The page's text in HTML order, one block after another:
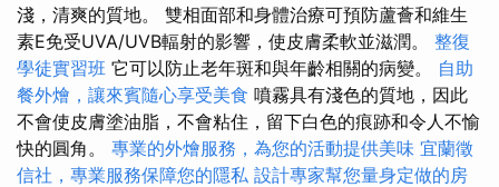
淺，清爽的質地。 雙相面部和身體治療可預防蘆薈和維生
素E免受UVA/UVB輻射的影響，使皮膚柔軟並滋潤。 整復
學徒實習班 它可以防止老年斑和與年齡相關的病變。 自助
餐外燴，讓來賓隨心享受美食 噴霧具有淺色的質地，因此
不會使皮膚塗油脂，不會粘住，留下白色的痕跡和令人不愉
快的圓角。 專業的外燴服務，為您的活動提供美味 宜蘭徵
信社，專業服務保障您的隱私 設計專家幫您量身定做的房